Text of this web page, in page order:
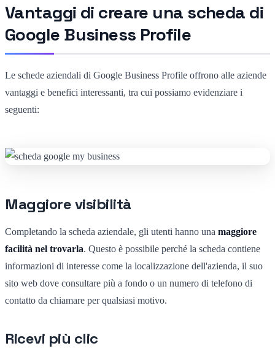
Vantaggi di creare una scheda di
Google Business Profile
Le schede aziendali di Google Business Profile offrono alle aziende
vantaggi e benefici interessanti, tra cui possiamo evidenziare i
seguenti:
Maggiore visibilità
Completando la scheda aziendale, gli utenti hanno una maggiore
facilità nel trovarla. Questo è possibile perché la scheda contiene
informazioni di interesse come la localizzazione dell'azienda, il suo
sito web dove consultare più a fondo o un numero di telefono di
contatto da chiamare per qualsiasi motivo.
Ricevi più clic